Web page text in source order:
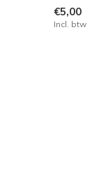
€5,00
Incl. btw